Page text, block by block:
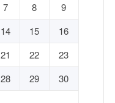
7 8
9
14 15
16
21 22
23
28 29
30